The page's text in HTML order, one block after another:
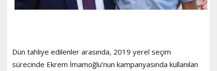
Dün tahliye edilenler arasında, 2019 yerel seçim
sürecinde Ekrem İmamoğlu’nun kampanyasında kullanılan